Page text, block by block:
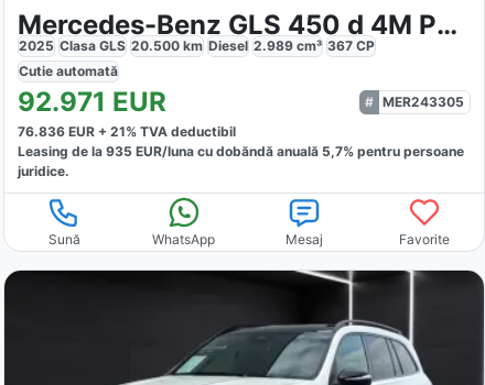
Mercedes-Benz GLS 450 d 4M PSD
2025 Clasa GLS 20.500km Diesel 2.989cm³ 367CP
Cutie automată
92.971 EUR
MER243305
76.836EUR + 21% TVA deductibil
Leasing de la 935 EUR/lunacu dobăndă anuală 5,7% pentru persoane
juridice.
Sună WhatsApp Mesaj Favorite